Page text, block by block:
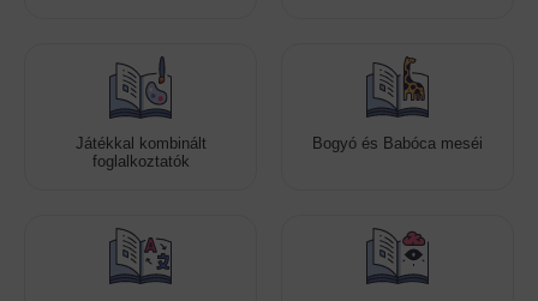
Játékkal kombinált
foglalkoztatók
Bogyó és Babóca meséi